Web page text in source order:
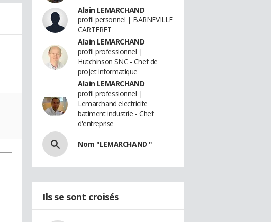
Alain LEMARCHAND
profil personnel | BARNEVILLE
CARTERET
Alain LEMARCHAND
profil professionnel |
Hutchinson SNC - Chef de
projet informatique
Alain LEMARCHAND
profil professionnel |
Lemarchand electricite
batiment industrie - Chef
d'entreprise
Nom "LEMARCHAND "
Ils se sont croisés